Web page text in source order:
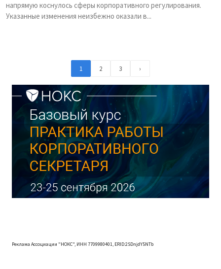
напрямую коснулось сферы корпоративного регулирования.
Указанные изменения неизбежно оказали в...
1 2 3 ›
Реклама Ассоциации "НОКС", ИНН 7709980401, ERID:2SDnjdY5NTb